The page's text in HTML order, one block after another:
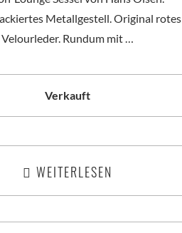
Metallgestell. Original rotes
Velourleder. Rundum mit …
Verkauft
WEITERLESEN